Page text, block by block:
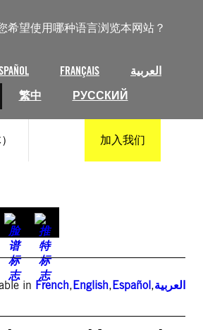
希望使用哪种语言浏览本网站？
FRANÇAIS
العربية
繁中 РУССКИЙ
加入我们
in French,English,Español,العربية